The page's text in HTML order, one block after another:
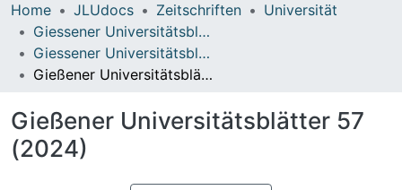
Home JLUdocs Zeitschriften
Universität
Giessener Universitätsblätter
Giessener Universitätsblätter 57 (2024)
Gießener Universitätsblätter 57 (2024)
Gießener Universitätsblätter 57
(2024)